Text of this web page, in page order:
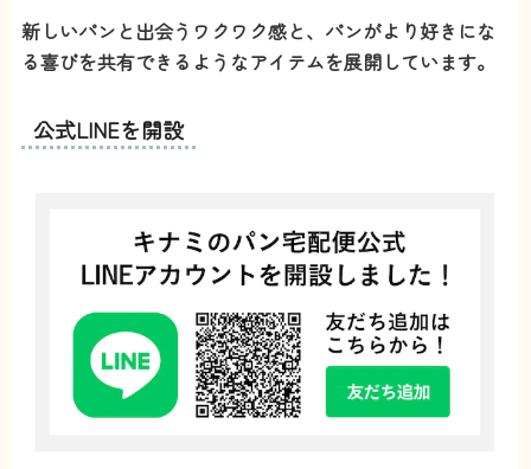
新しいパンと出会うワクワク感と、パンがより好きにな
る喜びを共有できるようなアイテムを展開しています。
公式LINEを開設